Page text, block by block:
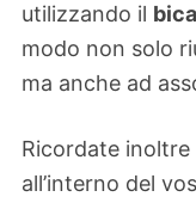
utilizzando il
modo non solo
ma anche ad
Ricordate
all’interno del